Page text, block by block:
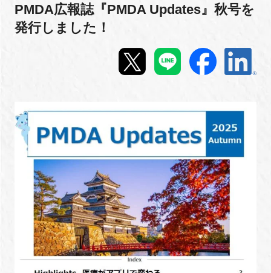
施設ご予約
新規登録
イベント
プログラム
インタビュー・コラム
ニュース・掲示板
PMDA広報誌『PMDA Updates』秋号を
発行しました！